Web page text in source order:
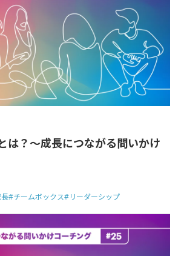
は？〜成長につながる問いかけ
#チームボックス#リーダーシップ